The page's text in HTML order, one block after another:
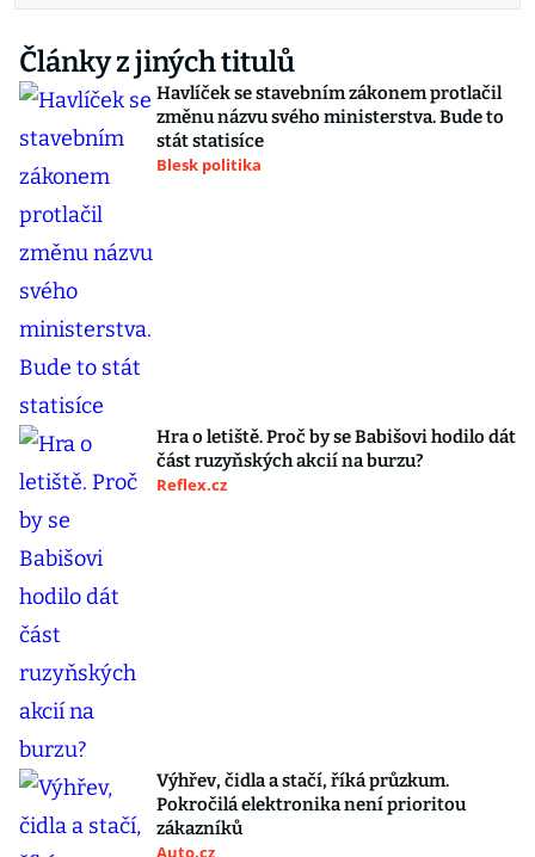
Články z jiných titulů
Havlíček se stavebním zákonem protlačil
změnu názvu svého ministerstva. Bude to
stát statisíce
Blesk politika
Hra o letiště. Proč by se Babišovi hodilo dát
část ruzyňských akcií na burzu?
Reflex.cz
Výhřev, čidla a stačí, říká průzkum.
Pokročilá elektronika není prioritou
zákazníků
Auto.cz